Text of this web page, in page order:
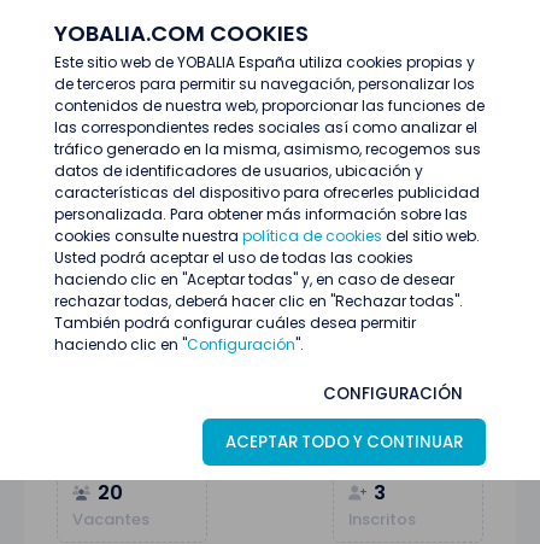
YOBALIA.COM COOKIES
Este sitio web de YOBALIA España utiliza cookies propias y
de terceros para permitir su navegación, personalizar los
contenidos de nuestra web, proporcionar las funciones de
las correspondientes redes sociales así como analizar el
tráfico generado en la misma, asimismo, recogemos sus
datos de identificadores de usuarios, ubicación y
características del dispositivo para ofrecerles publicidad
personalizada. Para obtener más información sobre las
cookies consulte nuestra política de cookies del sitio web.
Usted podrá aceptar el uso de todas las cookies
haciendo clic en "Aceptar todas" y, en caso de desear
rechazar todas, deberá hacer clic en "Rechazar todas".
También podrá configurar cuáles desea permitir
haciendo clic en "Configuración".
CONFIGURACIÓN
ACEPTAR TODO Y CONTINUAR
Últimas ofertas Operarios/as conserva
Operarios/as conserva
Compras, logística y almacén
20
Vacantes
3
Inscritos